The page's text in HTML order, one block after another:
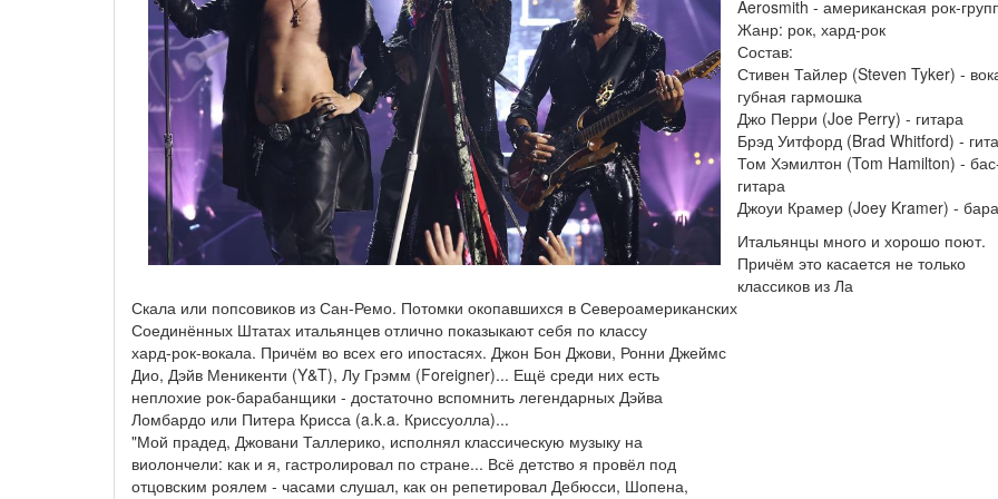
Aerosmith - американская рок-
Жанр: рок, хард-рок
Состав:
Стивен Тайлер (Steven Tyker) -
губная гармошка
Джо Перри (Joe Perry) - гитара
Брэд Уитфорд (Brad Whitford) -
Том Хэмилтон (Tom Hamilton) -
гитара
Джоуи Крамер (Joey Kramer) -
Итальянцы много и хорошо поют.
Причём это касается не только
классиков из Ла
Скала или попсовиков из Сан-Ремо. Потомки окопавшихся в Североамериканских
Соединённых Штатах итальянцев отлично показыкают себя по классу
хард-рок-вокала. Причём во всех его ипостасях. Джон Бон Джови, Ронни Джеймс
Дио, Дэйв Меникенти (Y&T), Лу Грэмм (Foreigner)... Ещё среди них есть
неплохие рок-барабанщики - достаточно вспомнить легендарных Дэйва
Ломбардо или Питера Крисса (a.k.a. Криссуолла)...
"Мой прадед, Джовани Таллерико, исполнял классическую музыку на
виолончели: как и я, гастролировал по стране... Всё детство я провёл под
отцовским роялем - часами слушал, как он репетировал Дебюсси, Шопена,